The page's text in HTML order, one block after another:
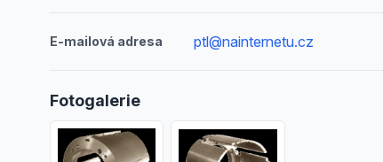
E-mailová adresa ptl@nainternetu.cz
Fotogalerie